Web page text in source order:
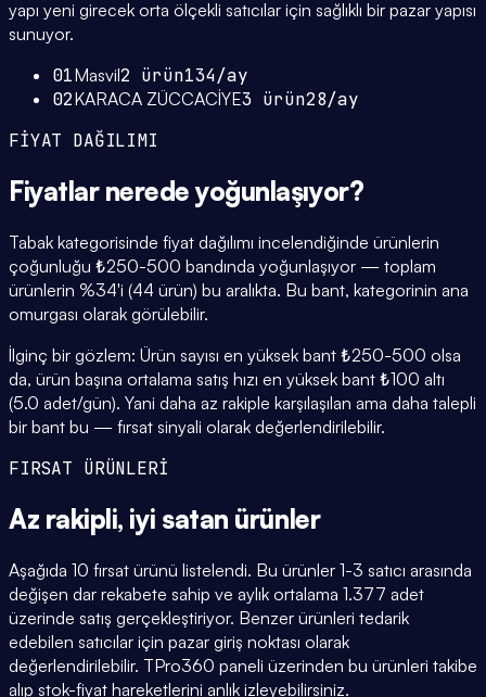
yapı yeni girecek orta ölçekli satıcılar için sağlıklı bir pazar yapısı
sunuyor.
01Masvil2 ürün134/ay
02KARACA ZÜCCACİYE3 ürün28/ay
FİYAT DAĞILIMI
Fiyatlar nerede yoğunlaşıyor?
Tabak kategorisinde fiyat dağılımı incelendiğinde ürünlerin
çoğunluğu ₺250-500 bandında yoğunlaşıyor — toplam
ürünlerin %34'i (44 ürün) bu aralıkta. Bu bant, kategorinin ana
omurgası olarak görülebilir.
İlginç bir gözlem: Ürün sayısı en yüksek bant ₺250-500 olsa
da, ürün başına ortalama satış hızı en yüksek bant ₺100 altı
(5.0 adet/gün). Yani daha az rakiple karşılaşılan ama daha talepli
bir bant bu — fırsat sinyali olarak değerlendirilebilir.
FIRSAT ÜRÜNLERİ
Az rakipli, iyi satan ürünler
Aşağıda 10 fırsat ürünü listelendi. Bu ürünler 1-3 satıcı arasında
değişen dar rekabete sahip ve aylık ortalama 1.377 adet
üzerinde satış gerçekleştiriyor. Benzer ürünleri tedarik
edebilen satıcılar için pazar giriş noktası olarak
değerlendirilebilir. TPro360 paneli üzerinden bu ürünleri takibe
alıp stok-fiyat hareketlerini anlık izleyebilirsiniz.